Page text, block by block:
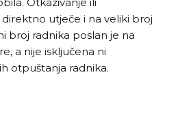
utječe i na veliki broj
broj radnika poslan je na
a nije isključena ni
otpuštanja radnika.